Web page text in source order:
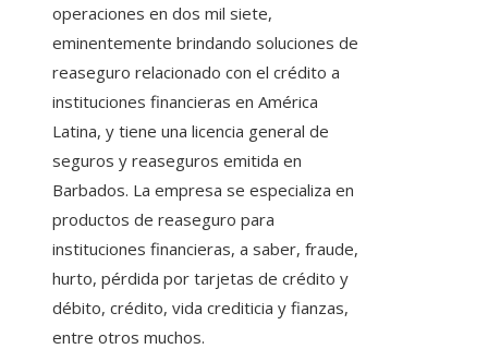
operaciones en dos mil siete,
eminentemente brindando soluciones de
reaseguro relacionado con el crédito a
instituciones financieras en América
Latina, y tiene una licencia general de
seguros y reaseguros emitida en
Barbados. La empresa se especializa en
productos de reaseguro para
instituciones financieras, a saber, fraude,
hurto, pérdida por tarjetas de crédito y
débito, crédito, vida crediticia y fianzas,
entre otros muchos.